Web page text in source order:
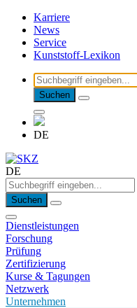
Karriere
News
Service
Kunststoff-Lexikon
Suchen
DE
DE
Suchen
Dienstleistungen
Forschung
Prüfung
Zertifizierung
Kurse & Tagungen
Netzwerk
Unternehmen